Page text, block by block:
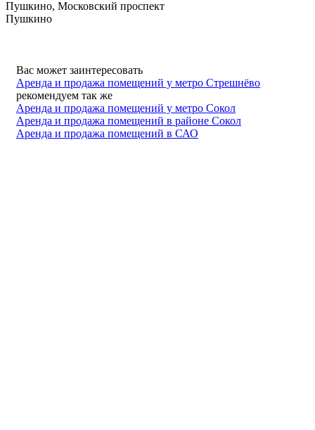
Пушкино, Московский проспект
Пушкино
Вас может заинтересовать
Аренда и продажа помещений у метро Стрешнёво
рекомендуем так же
Аренда и продажа помещений у метро Сокол
Аренда и продажа помещений в районе Сокол
Аренда и продажа помещений в САО